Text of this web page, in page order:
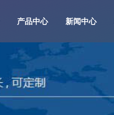
产品中心 新闻中心